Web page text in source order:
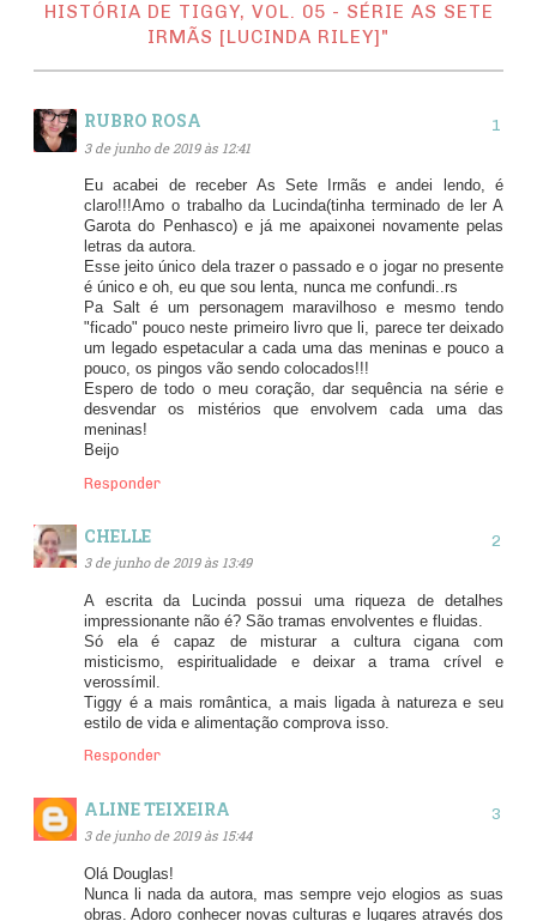
HISTÓRIA DE TIGGY, VOL. 05 - SÉRIE AS SETE
IRMÃS [LUCINDA RILEY]"
RUBRO ROSA
3 de junho de 2019 às 12:41
Eu acabei de receber As Sete Irmãs e andei lendo, é
claro!!!Amo o trabalho da Lucinda(tinha terminado de ler A
Garota do Penhasco) e já me apaixonei novamente pelas
letras da autora.
Esse jeito único dela trazer o passado e o jogar no presente
é único e oh, eu que sou lenta, nunca me confundi..rs
Pa Salt é um personagem maravilhoso e mesmo tendo
"ficado" pouco neste primeiro livro que li, parece ter deixado
um legado espetacular a cada uma das meninas e pouco a
pouco, os pingos vão sendo colocados!!!
Espero de todo o meu coração, dar sequência na série e
desvendar os mistérios que envolvem cada uma das
meninas!
Beijo
Responder
CHELLE
3 de junho de 2019 às 13:49
A escrita da Lucinda possui uma riqueza de detalhes
impressionante não é? São tramas envolventes e fluidas.
Só ela é capaz de misturar a cultura cigana com
misticismo, espiritualidade e deixar a trama crível e
verossímil.
Tiggy é a mais romântica, a mais ligada à natureza e seu
estilo de vida e alimentação comprova isso.
Responder
ALINE TEIXEIRA
3 de junho de 2019 às 15:44
Olá Douglas!
Nunca li nada da autora, mas sempre vejo elogios as suas
obras. Adoro conhecer novas culturas e lugares através dos